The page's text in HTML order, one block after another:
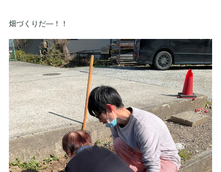
畑づくりだ—！！